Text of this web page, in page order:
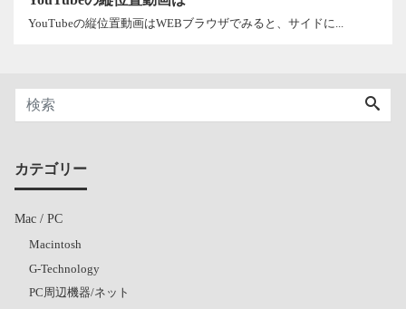
YouTubeの縦位置動画はWEBブラウザでみると、サイドに...
カテゴリー
Mac / PC
Macintosh
G-Technology
PC周辺機器/ネット